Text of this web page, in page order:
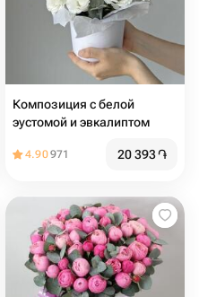
Композиция с белой
эустомой и эвкалиптом
4.90971 20 393֏